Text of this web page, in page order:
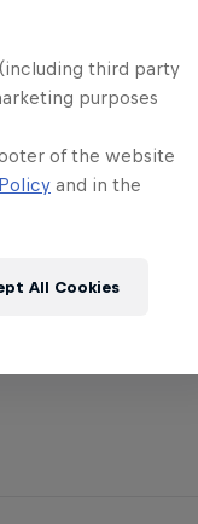
tuaj dhe një
tuaj të
third party
purposes
of the website
and in the
All Cookies